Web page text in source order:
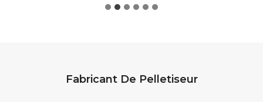
Fabricant De Pelletiseur